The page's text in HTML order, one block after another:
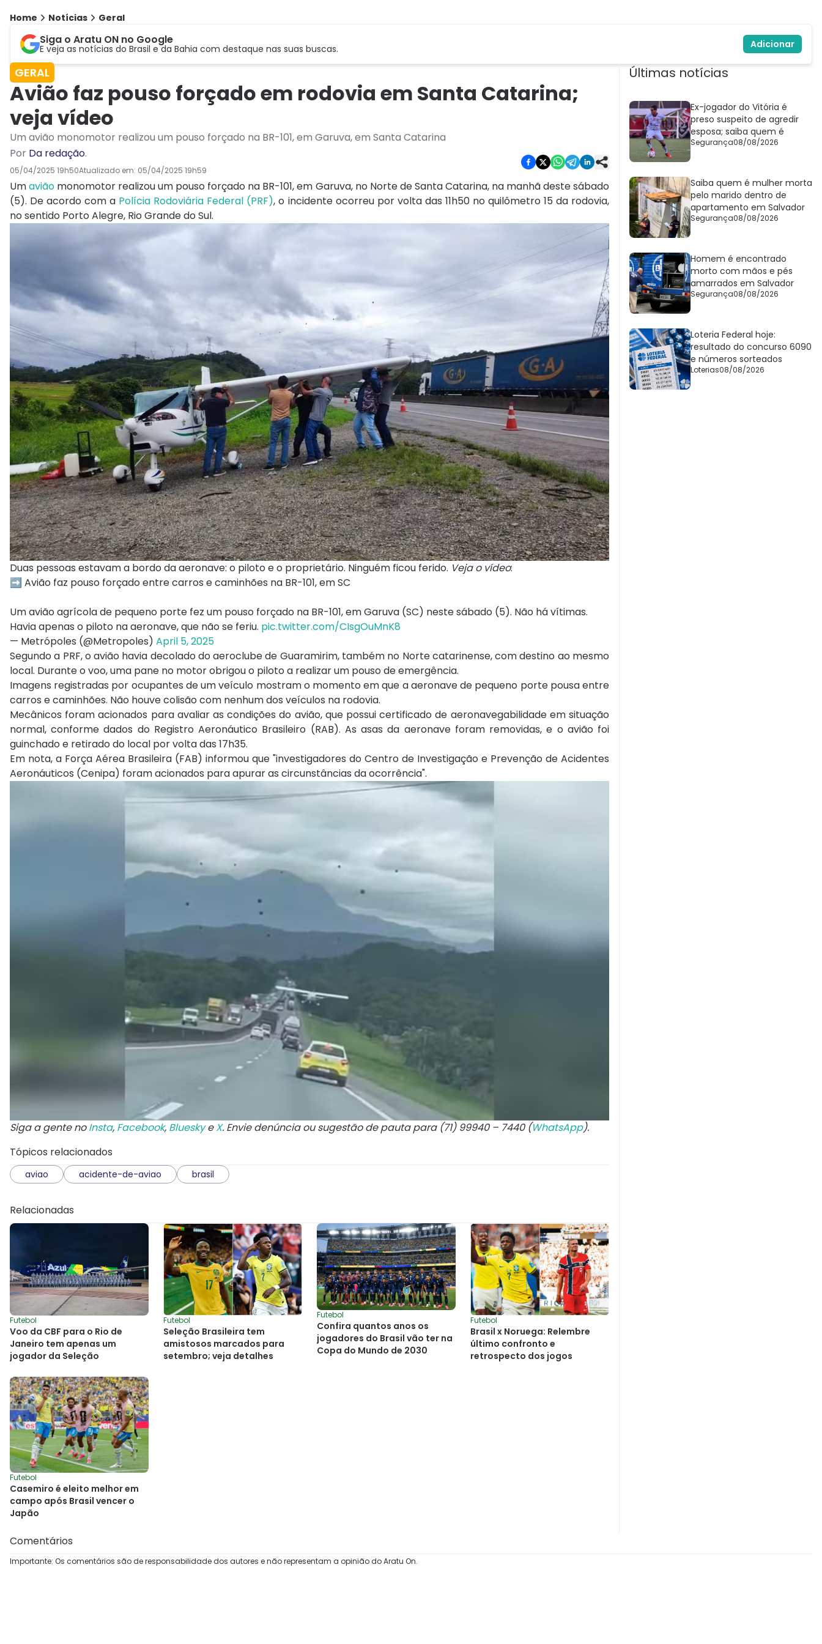
Home Notícias Geral
Siga o Aratu ON no Google
E veja as notícias do Brasil e da Bahia com destaque nas suas buscas. Adicionar
GERAL
Avião faz pouso forçado em rodovia em Santa Catarina;
veja vídeo
Um avião monomotor realizou um pouso forçado na BR-101, em Garuva, em Santa Catarina
Por Da redação.
05/04/2025 19h50Atualizado em: 05/04/2025 19h59
Umavião monomotor realizou um pouso forçado na BR-101, em Garuva, no Norte de Santa Catarina, na manhã deste sábado
(5). De acordo com a Polícia Rodoviária Federal (PRF), o incidente ocorreu por volta das 11h50 no quilômetro 15 da rodovia,
no sentido Porto Alegre, Rio Grande do Sul.
Duas pessoas estavam a bordo da aeronave: o piloto e o proprietário. Ninguém ficou ferido. Veja o vídeo:
➡️ Avião faz pouso forçado entre carros e caminhões na BR-101, em SC
Um avião agrícola de pequeno porte fez um pouso forçado na BR-101, em Garuva (SC) neste sábado (5). Não há vítimas.
Havia apenas o piloto na aeronave, que não se feriu. pic.twitter.com/CIsgOuMnK8
— Metrópoles (@Metropoles) April 5, 2025
Segundo a PRF, o avião havia decolado do aeroclube de Guaramirim, também no Norte catarinense, com destino ao mesmo
local. Durante o voo, uma pane no motor obrigou o piloto a realizar um pouso de emergência.
Imagens registradas por ocupantes de um veículo mostram o momento em que a aeronave de pequeno porte pousa entre
carros e caminhões. Não houve colisão com nenhum dos veículos na rodovia.
Mecânicos foram acionados para avaliar as condições do avião, que possui certificado de aeronavegabilidade em situação
normal, conforme dados do Registro Aeronáutico Brasileiro (RAB). As asas da aeronave foram removidas, e o avião foi
guinchado e retirado do local por volta das 17h35.
Em nota, a Força Aérea Brasileira (FAB) informou que "investigadores do Centro de Investigação e Prevenção de Acidentes
Aeronáuticos (Cenipa) foram acionados para apurar as circunstâncias da ocorrência".
Siga a gente noInsta, Facebook, BlueskyeX. Envie denúncia ou sugestão de pauta para (71) 99940 – 7440 (WhatsApp).
Tópicos relacionados
aviao acidente-de-aviao brasil
Relacionadas
Futebol
Voo da CBF para o Rio de
Janeiro tem apenas um
jogador da Seleção
Futebol
Seleção Brasileira tem
amistosos marcados para
setembro; veja detalhes
Futebol
Confira quantos anos os
jogadores do Brasil vão ter na
Copa do Mundo de 2030
Futebol
Brasil x Noruega: Relembre
último confronto e
retrospecto dos jogos
Futebol
Casemiro é eleito melhor em
campo após Brasil vencer o
Japão
Últimas notícias
Ex-jogador do Vitória é
preso suspeito de agredir
esposa; saiba quem é
Segurança08/08/2026
Saiba quem é mulher morta
pelo marido dentro de
apartamento em Salvador
Segurança08/08/2026
Homem é encontrado
morto com mãos e pés
amarrados em Salvador
Segurança08/08/2026
Loteria Federal hoje:
resultado do concurso 6090
e números sorteados
Loterias08/08/2026
Comentários
Importante: Os comentários são de responsabilidade dos autores e não representam a opinião do Aratu On.